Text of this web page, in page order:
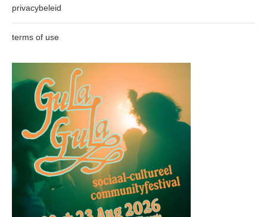
privacybeleid
terms of use